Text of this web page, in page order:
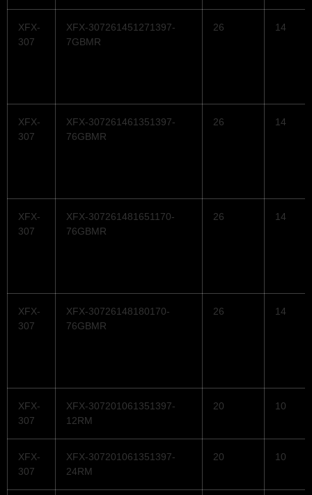
XFX-
307
XFX-307261451271397-
7GBMR
26 14
XFX-
307
XFX-307261461351397-
76GBMR
26 14
XFX-
307
XFX-307261481651170-
76GBMR
26 14
XFX-
307
XFX-30726148180170-
76GBMR
26 14
XFX-
307
XFX-307201061351397-
12RM
20 10
XFX-
307
XFX-307201061351397-
24RM
20 10